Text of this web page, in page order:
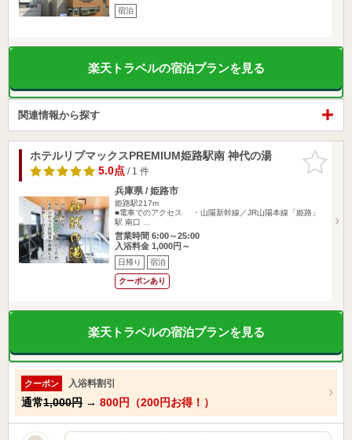
宿泊
楽天トラベルの宿泊プランを見る
関連情報から探す
お気に入
りに追加
ホテルリブマックスPREMIUM姫路駅南 神代の湯
5.0点/ 1 件
兵庫県 / 姫路市
姫路駅217m
■電車でのアクセス ・山陽新幹線／JR山陽本線「姫路」
駅 南口 …
営業時間 6:00～25:00
入浴料金 1,000円～
日帰り 宿泊
クーポンあり
楽天トラベルの宿泊プランを見る
クーポン 入浴料割引
通常1,000円 → 800円（200円お得！）